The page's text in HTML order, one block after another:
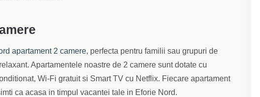
apartament 2 camere, perfecta pentru familii sau grupuri de
Apartamentele noastre de 2 camere sunt dotate cu
Wi-Fi gratuit si Smart TV cu Netflix. Fiecare apartament
ca acasa in timpul vacantei tale in Eforie Nord.